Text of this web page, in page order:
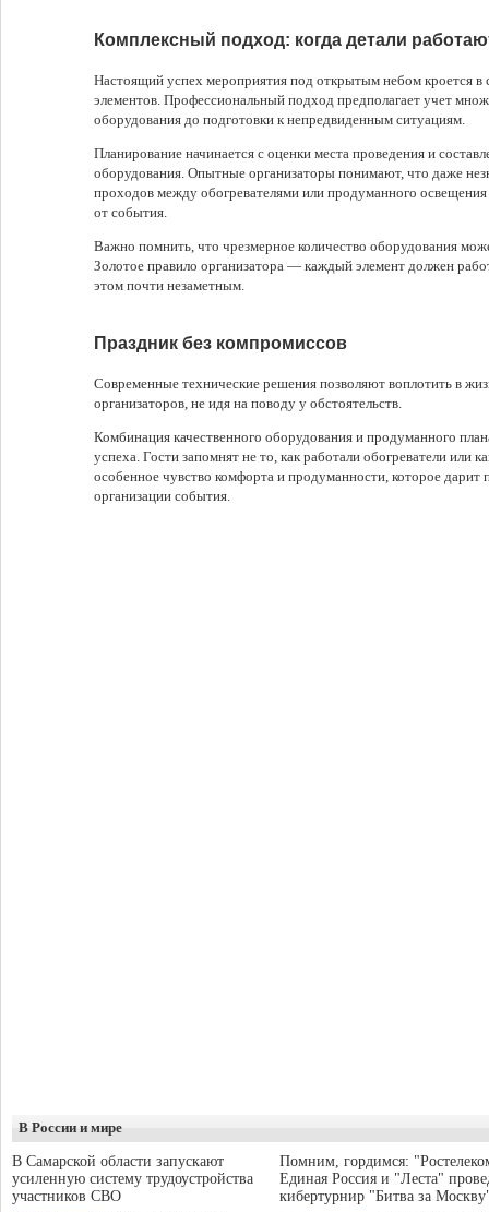
Комплексный подход: когда детали
Настоящий успех мероприятия под открытым небом кроется в
элементов. Профессиональный подход предполагает учет
оборудования до подготовки к непредвиденным ситуациям.
Планирование начинается с оценки места проведения и
оборудования. Опытные организаторы понимают, что даже
проходов между обогревателями или продуманного
от события.
Важно помнить, что чрезмерное количество оборудования
Золотое правило организатора — каждый элемент должен
этом почти незаметным.
Праздник без компромиссов
Современные технические решения позволяют воплотить в
организаторов, не идя на поводу у обстоятельств.
Комбинация качественного оборудования и продуманного
успеха. Гости запомнят не то, как работали обогреватели или
особенное чувство комфорта и продуманности, которое
организации события.
В России и мире
В Самарской области запускают
усиленную систему трудоустройства
участников СВО
Помним, гордимся:
Единая Россия и "Леста"
кибертурнир "Битва за